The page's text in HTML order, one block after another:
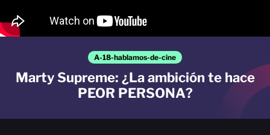
A-18-hablamos-de-cine
Marty Supreme: ¿La ambición te hace
PEOR PERSONA?